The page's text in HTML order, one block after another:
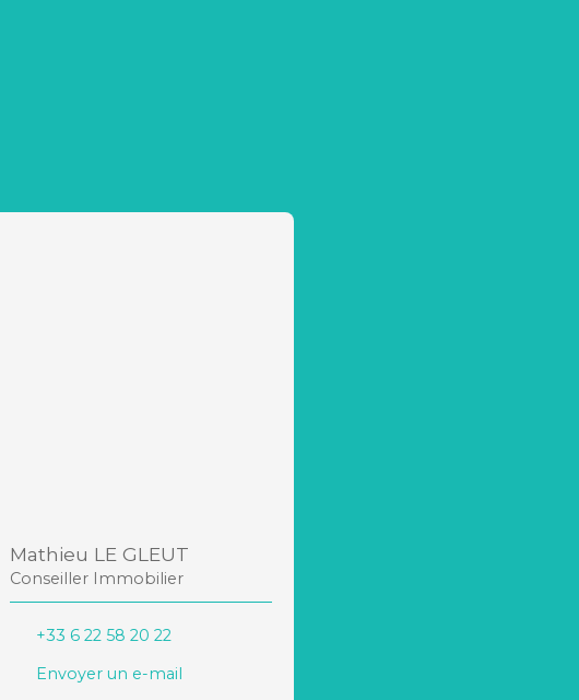
Mathieu LE GLEUT
Conseiller Immobilier
+33 6 22 58 20 22
Envoyer un e-mail